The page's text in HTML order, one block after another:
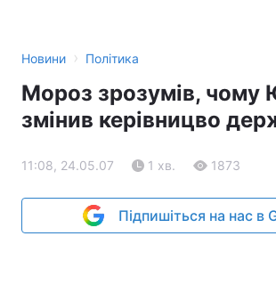
Новини › Політика
Мороз зрозумів,
змінив керівницво
11:08, 24.05.07 1 хв. 1873
Підпишіться на нас в